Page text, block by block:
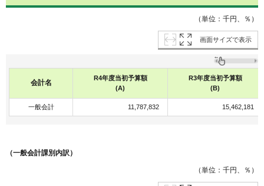
（単位：千円、％）
画面サイズで表示
会計名
R4年度当初予算額
(A)
R3年度当初予算額
(B)
一般会計 11,787,832 15,462,181
（一般会計課別内訳）
（単位：千円、％）